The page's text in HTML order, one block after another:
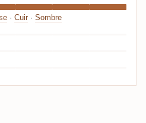
· Cuir · Sombre